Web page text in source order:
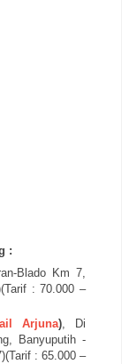
:
Km 7,
: 70.000 –
Arjuna), Di
Banyuputih -
: 65.000 –